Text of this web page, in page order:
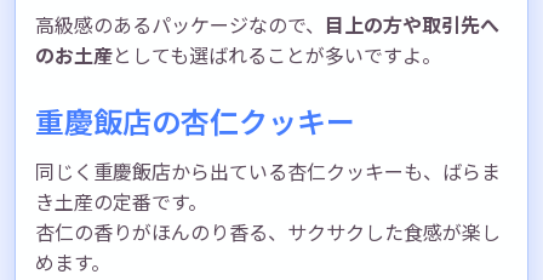
高級感のあるパッケージなので、 目上の方や取引先へ
のお土産としても選ばれることが多いですよ。
重慶飯店の杏仁クッキー
同じく重慶飯店から出ている杏仁クッキーも、ばらま
き土産の定番です。
杏仁の香りがほんのり香る、サクサクした食感が楽し
めます。